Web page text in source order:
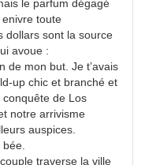
le parfum dégagé
toute
dollars sont la source
avoue :
de mon but. Je t’avais
up chic et branché et
de Los
notre arrivisme
auspices.
traverse la ville